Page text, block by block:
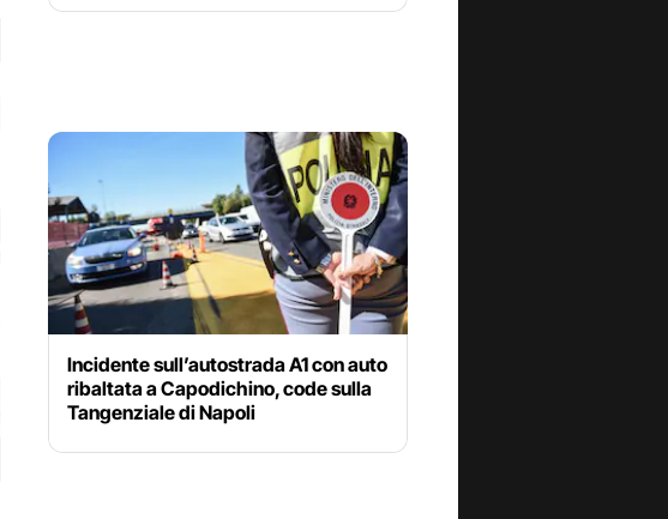
Incidente sull’autostrada A1 con auto
ribaltata a Capodichino, code sulla
Tangenziale di Napoli